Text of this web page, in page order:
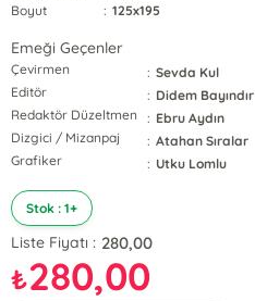
Boyut
: 125x195
Emeği Geçenler
Çevirmen : Sevda Kul
Editör
: Didem Bayındır
Redaktör Düzeltmen
: Ebru Aydın
Dizgici / Mizanpaj
: Atahan Sıralar
Grafiker
: Utku Lomlu
Stok : 1+
Liste Fiyatı : 280,00
₺280,00